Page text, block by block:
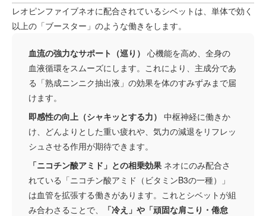
レオピンファイブネオに配合されているシベットは、単体で効く
以上の「ブースター」のような働きをします。
血流の強力なサポート（巡り） 心機能を高め、全身の
血液循環をスムーズにします。これにより、主成分であ
る「熟成ニンニク抽出液」の効果を体のすみずみまで届
けます。
即感性の向上（シャキッとする力） 中枢神経に働きか
け、どんよりとした重い疲れや、気力の減退をリフレッ
シュさせる作用が期待できます。
「ニコチン酸アミド」との相乗効果 ネオにのみ配合さ
れている「ニコチン酸アミド（ビタミンB3の一種）」
は血管を拡張する働きがあります。これとシベットが組
み合わさることで、
「冷え」や「頑固な肩こり・倦怠